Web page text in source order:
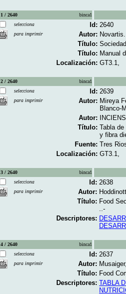
1 / 2640
binca1
selecciona
para imprimir
Id: 2640
Autor: Novartis.
Título:
Título: Manual
Localización: GT3.1,
2 / 2640
binca1
selecciona
para imprimir
Id: 2639
Autor: Mireya
Blanco-
Autor:
Título: Tabla
y fibra
Fuente: Tres
Localización: GT3.1,
3 / 2640
binca1
selecciona
para imprimir
Id: 2638
Autor:
Título: Food
..-
Descriptores:
4 / 2640
binca1
selecciona
para imprimir
Id: 2637
Autor:
Título: Food
Descriptores: TABLA